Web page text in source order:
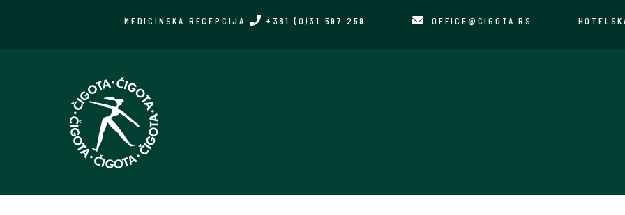
MEDICINSKA RECEPCIJA +381 (0)31 597 259 OFFICE@CIGOTA.RS